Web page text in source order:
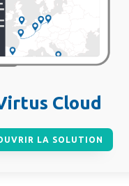
Cloud
LA SOLUTION